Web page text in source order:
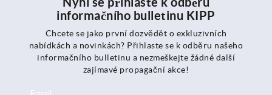
informačního bulletinu KIPP
Chcete se jako první dozvědět o exkluzivních
nabídkách a novinkách? Přihlaste se k odběru našeho
informačního bulletinu a nezmeškejte žádné další
zajímavé propagační akce!